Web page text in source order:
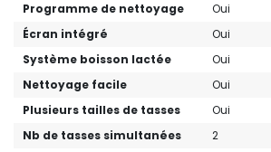
Programme de nettoyage
Oui
Écran intégré
Oui
Système boisson lactée
Oui
Nettoyage facile
Oui
Plusieurs tailles de tasses
Oui
Nb de tasses simultanées
2